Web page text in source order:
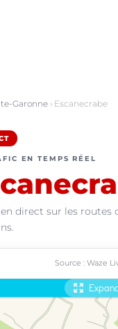
Garonne› Escanecrabe
EN TEMPS RÉEL
direct sur les routes
Source : Waze